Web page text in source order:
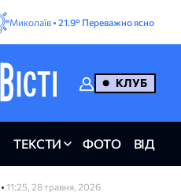
Миколаїв • 21.9° Переважно ясно
КЛУБ
ТЕКСТИ ФОТО ВІДЕО
• 11:25, 28 травня, 2026